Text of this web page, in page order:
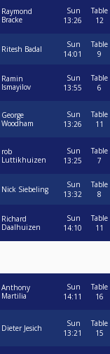
Raymond
Bracke
Sun
13:26
Table
12
Ritesh Badal
Sun
14:01
Table
9
Ramin
Ismayilov
Sun
13:55
Table
6
George
Woodham
Sun
13:26
Table
11
rob
Luttikhuizen
Sun
13:25
Table
7
Nick Siebeling
Sun
13:32
Table
8
Richard
Daalhuizen
Sun
14:10
Table
11
Anthony
Martilia
Sun
14:11
Table
16
Dieter Jesich
Sun
13:21
Table
15